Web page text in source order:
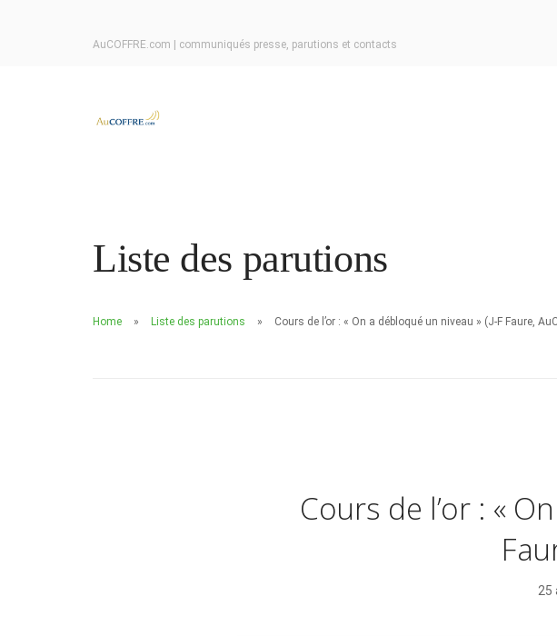
AuCOFFRE.com | communiqués presse, parutions et contacts
Liste des parutions
Home Liste des parutions Cours de l’or : « On a débloqué un niveau » (J-F Faure,
Cours de l’or : «
25